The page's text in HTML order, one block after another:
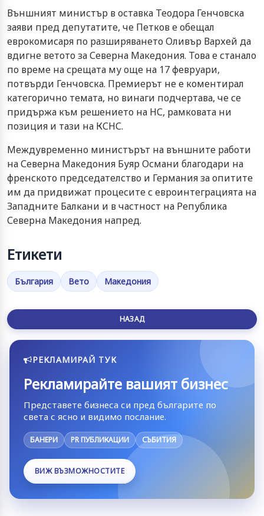
Външният министър в оставка Теодора Генчовска
заяви пред депутатите, че Петков е обещал
еврокомисаря по разширяването Оливър Вархей да
вдигне ветото за Северна Македония. Това е станало
по време на срещата му още на 17 февруари,
потвърди Генчовска. Премиерът не е коментирал
категорично темата, но винаги подчертава, че се
придържа към решението на НС, рамковата ни
позиция и тази на КСНС.
Междувременно министърът на външните работи
на Северна Македония Буяр Османи благодари на
френското председателство и Германия за опитите
им да придвижат процесите с евроинтеграцията на
Западните Балкани и в частност на Република
Северна Македония напред.
Етикети
България Вето Македония
НАЗАД
РЕКЛАМИРАЙ ТУК
Рекламирайте вашият бизнес
Представете бизнеса си пред българите по
света с ясно и видимо послание.
БАНЕРИ PR ПУБЛИКАЦИИ СЪБИТИЯ
ВИЖ ВЪЗМОЖНОСТИТЕ